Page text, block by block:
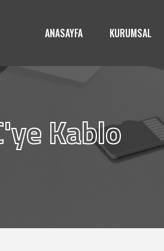
ANASAYFA KURUMSAL
Kablo